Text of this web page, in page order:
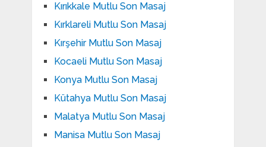
Kırıkkale Mutlu Son Masaj
Kırklareli Mutlu Son Masaj
Kırşehir Mutlu Son Masaj
Kocaeli Mutlu Son Masaj
Konya Mutlu Son Masaj
Kütahya Mutlu Son Masaj
Malatya Mutlu Son Masaj
Manisa Mutlu Son Masaj